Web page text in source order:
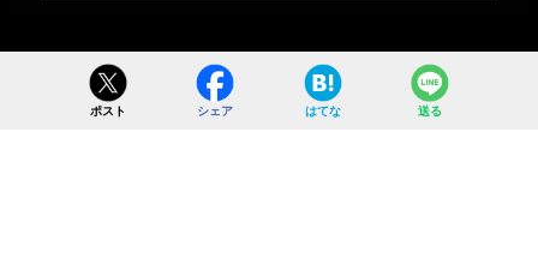
ポスト シェア はてな 送る